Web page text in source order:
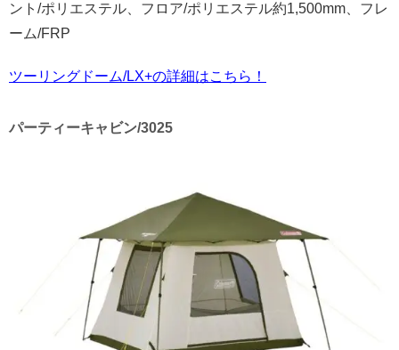
ント/ポリエステル、​フロア/ポリエステル約1,500mm、フレ
ーム/FRP ​
ツーリングドーム/LX+の詳細はこちら！
パーティーキャビン/3025